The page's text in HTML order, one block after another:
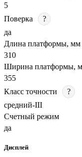
5
Поверка
?
да
Длина платформы, мм
310
Ширина платформы,
355
Класс точности
?
средний-III
Счетный режим
да
Дисплей